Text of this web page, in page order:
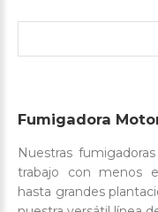
Fumigadora
Nuestras
trabajo con menos
hasta grandes